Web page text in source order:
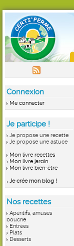
Connexion
Me connecter
Je participe !
Je propose une recette
Je propose une astuce
Mon livre recettes
Mon livre jardin
Mon livre bien-être
Je crée mon blog !
Nos recettes
Apéritifs, amuses
bouche
Entrées
Plats
Desserts